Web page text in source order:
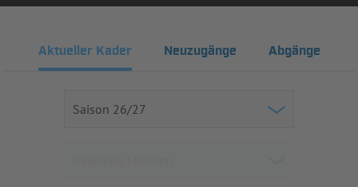
Aktueller Kader Neuzugänge Abgänge